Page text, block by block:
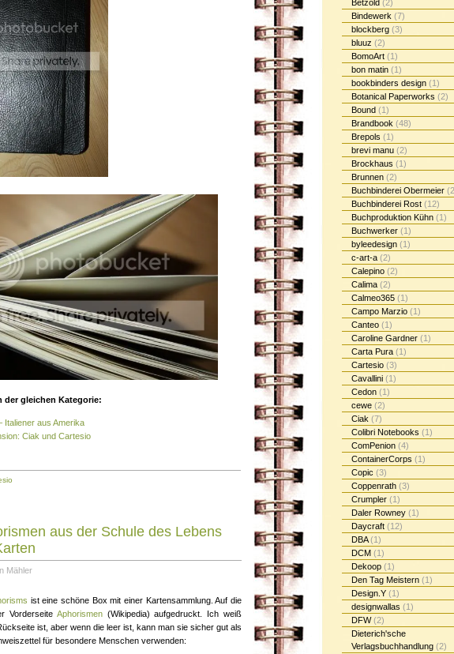
der gleichen Kategorie:
Italiener aus Amerika
Ciak und Cartesio
aus der Schule des Lebens
Mähler
ist eine schöne Box mit einer Kartensammlung. Auf die
Vorderseite Aphorismen(Wikipedia) aufgedruckt. Ich weiß
ist, aber wenn die leer ist, kann man sie sicher gut als
für besondere Menschen verwenden:
Betzold (2)
Bindewerk (7)
blockberg (3)
bluuz (2)
BomoArt (1)
bon matin (1)
bookbinders design (1)
Botanical Paperworks (2)
Bound (1)
Brandbook (48)
Brepols (1)
brevi manu (2)
Brockhaus (1)
Brunnen (2)
Buchbinderei Obermeier
Buchbinderei Rost (12)
Buchproduktion Kühn (1)
Buchwerker (1)
byleedesign (1)
c-art-a (2)
Calepino (2)
Calima (2)
Calmeo365 (1)
Campo Marzio (1)
Canteo (1)
Caroline Gardner (1)
Carta Pura (1)
Cartesio (3)
Cavallini (1)
Cedon (1)
cewe (2)
Ciak (7)
Colibri Notebooks (1)
ComPenion (4)
ContainerCorps (1)
Copic (3)
Coppenrath (3)
Crumpler (1)
Daler Rowney (1)
Daycraft (12)
DBA(1)
DCM (1)
Dekoop (1)
Den Tag Meistern (1)
Design.Y (1)
designwallas (1)
DFW(2)
Dieterich'sche
Verlagsbuchhandlung (2)